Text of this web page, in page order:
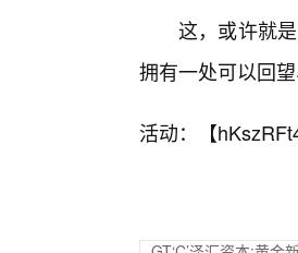
这，或许就
拥有一处可以回
活动：【